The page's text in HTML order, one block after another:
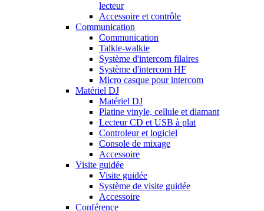
lecteur
Accessoire et contrôle
Communication
Communication
Talkie-walkie
Système d'intercom filaires
Système d'intercom HF
Micro casque pour intercom
Matériel DJ
Matériel DJ
Platine vinyle, cellule et diamant
Lecteur CD et USB à plat
Controleur et logiciel
Console de mixage
Accessoire
Visite guidée
Visite guidée
Système de visite guidée
Accessoire
Conférence